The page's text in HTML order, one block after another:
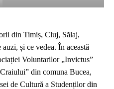
din Timiș, Cluj, Sălaj,
și ce vedea. În această
Voluntarilor „Invictus”
din comuna Bucea,
de Cultură a Studenților din